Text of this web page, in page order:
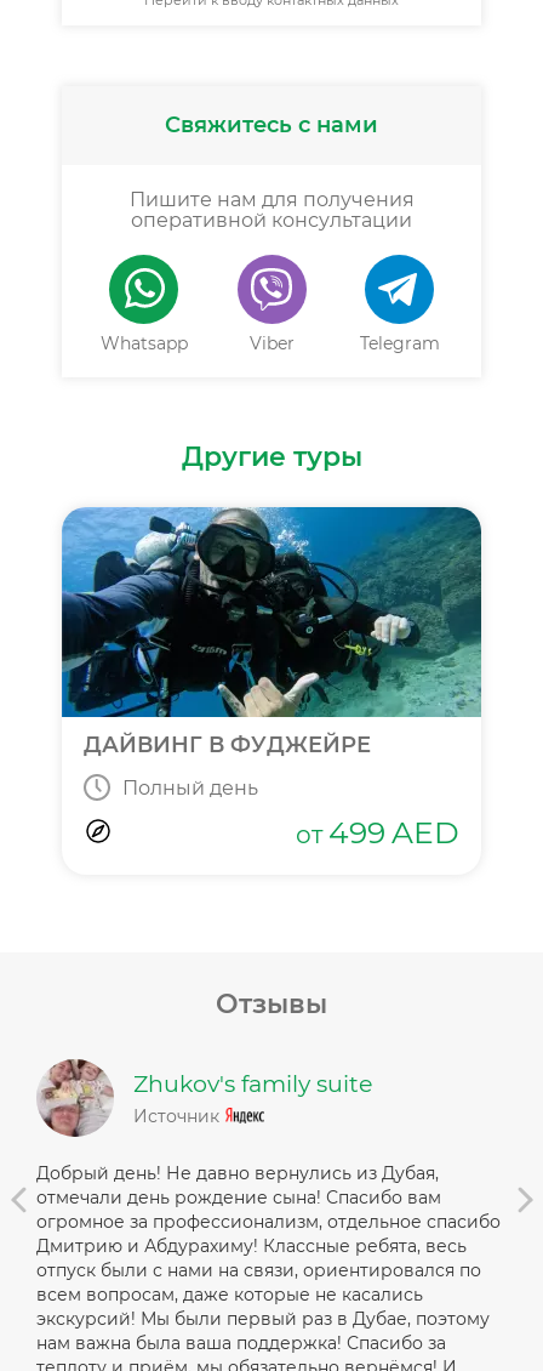
Свяжитесь с нами
Пишите нам для получения
оперативной консультации
Whatsapp Viber Telegram
Другие туры
ДАЙВИНГ В ФУДЖЕЙРЕ
Полный день
от 499 AED
Отзывы
Zhukov's family suite
Источник
Добрый день! Не давно вернулись из Дубая,
отмечали день рождение сына! Спасибо вам
огромное за профессионализм, отдельное спасибо
Дмитрию и Абдурахиму! Классные ребята, весь
отпуск были с нами на связи, ориентировался по
всем вопросам, даже которые не касались
экскурсий! Мы были первый раз в Дубае, поэтому
нам важна была ваша поддержка! Спасибо за